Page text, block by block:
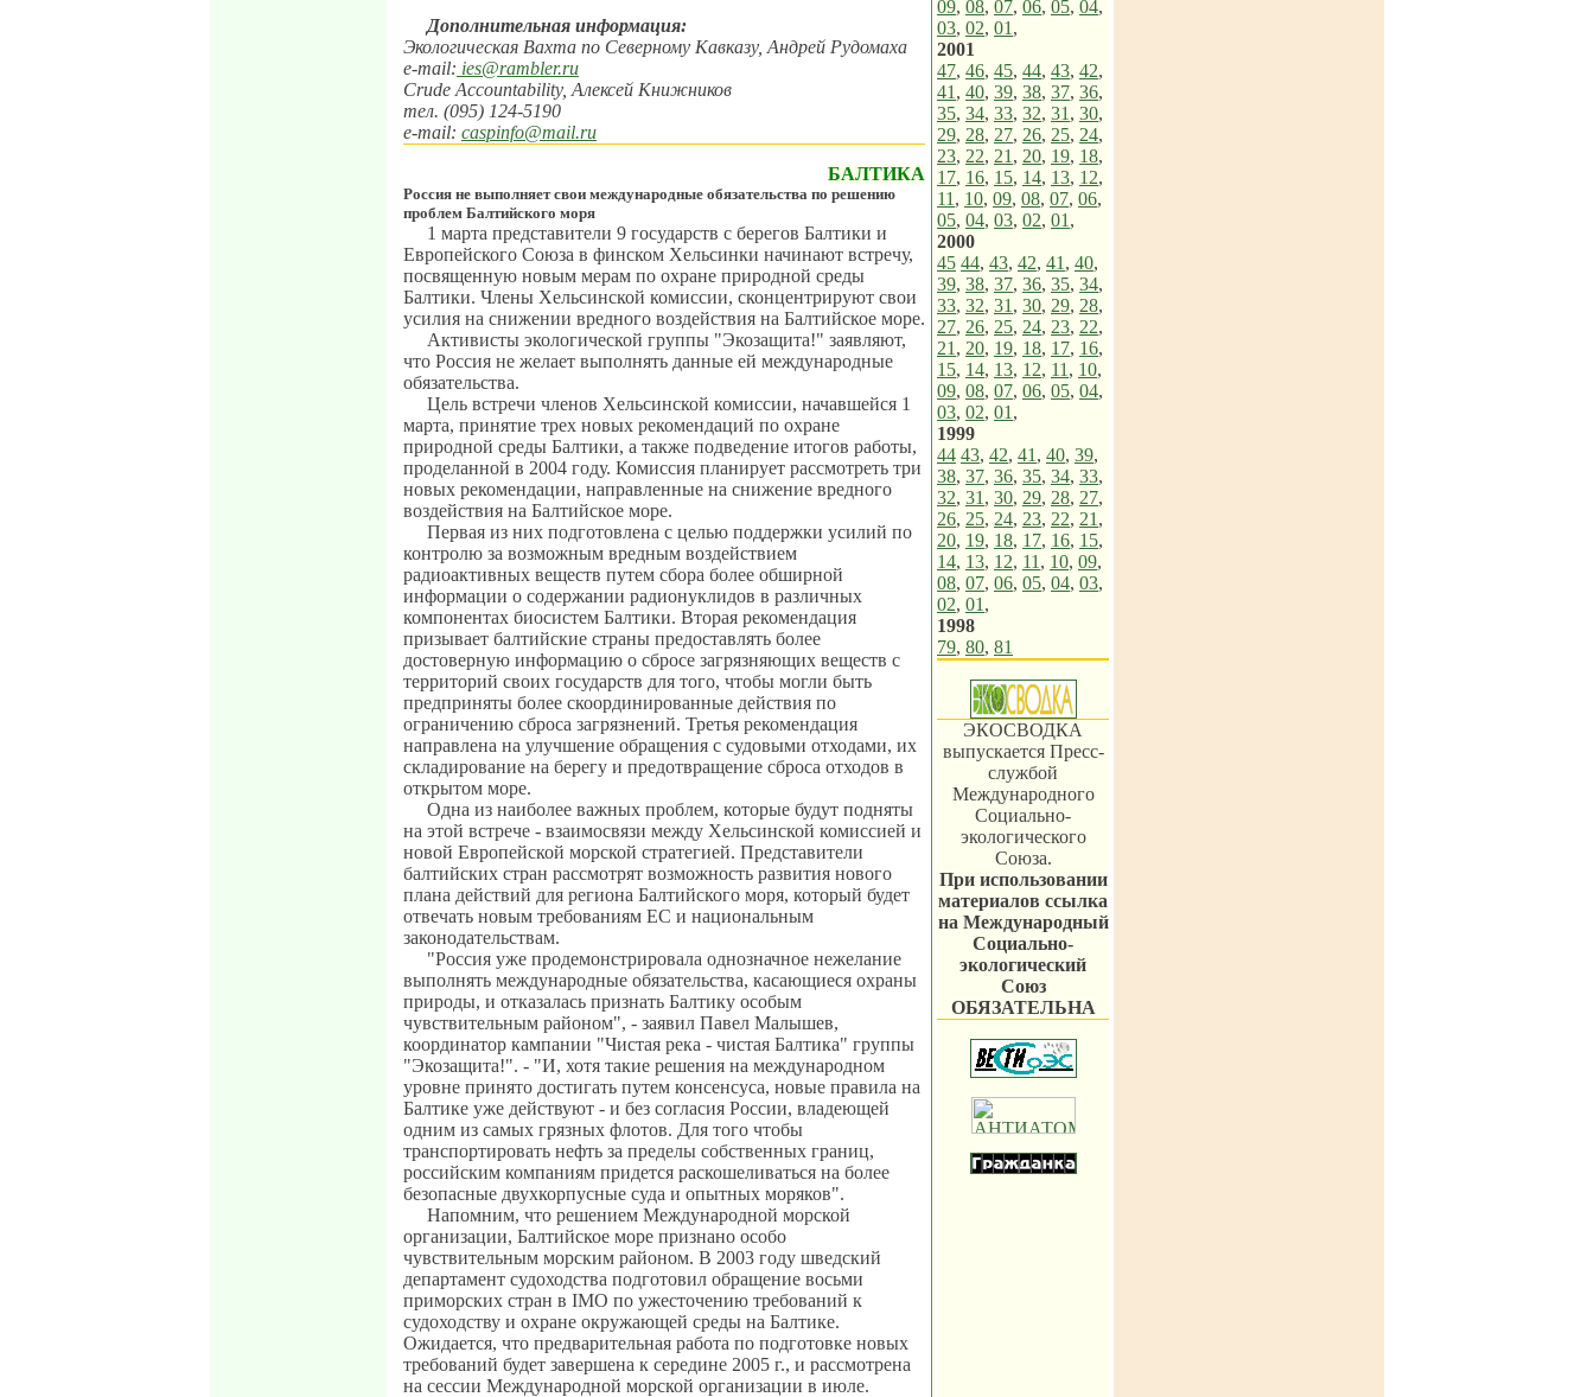
09, 08, 07, 06, 05, 04,
03, 02, 01 ,
2001
47, 46, 45, 44, 43, 42,
41 , 40, 39, 38, 37, 36,
35, 34, 33, 32, 31 , 30,
29, 28, 27, 26, 25, 24,
23, 22, 21 , 20, 19, 18,
17, 16, 15, 14, 13, 12,
11 , 10, 09, 08, 07, 06,
05, 04, 03, 02, 01 ,
2000
45 44, 43, 42, 41 , 40,
39, 38, 37, 36, 35, 34,
33, 32, 31 , 30, 29, 28,
27, 26, 25, 24, 23, 22,
21 , 20, 19, 18, 17, 16,
15, 14, 13, 12, 11 , 10,
09, 08, 07, 06, 05, 04,
03, 02, 01 ,
1999
44 43, 42, 41 , 40, 39,
38, 37, 36, 35, 34, 33,
32, 31 , 30, 29, 28, 27,
26, 25, 24, 23, 22, 21 ,
20, 19, 18, 17, 16, 15,
14, 13, 12, 11 , 10, 09,
08, 07, 06, 05, 04, 03,
02, 01 ,
1998
79, 80, 81
ЭКОСВОДКА
выпускается Пресс-
службой
Международного
Социально-
экологического
Союза.
При использовании
материалов ссылка
на Международный
Социально-
экологический
Союз
ОБЯЗАТЕЛЬНА
Дополнительная информация:
Экологическая Вахта по Северному Кавказу, Андрей Рудомаха
e-mail: ies@rambler.ru
Crude Accountability, Алексей Книжников
тел. (095) 124-5190
e-mail: caspinfo@mail.ru
БАЛТИКА
Россия не выполняет свои международные обязательства по решению
проблем Балтийского моря
1 марта представители 9 государств с берегов Балтики и
Европейского Союза в финском Хельсинки начинают встречу,
посвященную новым мерам по охране природной среды
Балтики. Члены Хельсинской комиссии, сконцентрируют свои
усилия на снижении вредного воздействия на Балтийское море.
Активисты экологической группы "Экозащита!" заявляют,
что Россия не желает выполнять данные ей международные
обязательства.
Цель встречи членов Хельсинской комиссии, начавшейся 1
марта, принятие трех новых рекомендаций по охране
природной среды Балтики, а также подведение итогов работы,
проделанной в 2004 году. Комиссия планирует рассмотреть три
новых рекомендации, направленные на снижение вредного
воздействия на Балтийское море.
Первая из них подготовлена с целью поддержки усилий по
контролю за возможным вредным воздействием
радиоактивных веществ путем сбора более обширной
информации о содержании радионуклидов в различных
компонентах биосистем Балтики. Вторая рекомендация
призывает балтийские страны предоставлять более
достоверную информацию о сбросе загрязняющих веществ с
территорий своих государств для того, чтобы могли быть
предприняты более скоординированные действия по
ограничению сброса загрязнений. Третья рекомендация
направлена на улучшение обращения с судовыми отходами, их
складирование на берегу и предотвращение сброса отходов в
открытом море.
Одна из наиболее важных проблем, которые будут подняты
на этой встрече - взаимосвязи между Хельсинской комиссией и
новой Европейской морской стратегией. Представители
балтийских стран рассмотрят возможность развития нового
плана действий для региона Балтийского моря, который будет
отвечать новым требованиям ЕС и национальным
законодательствам.
"Россия уже продемонстрировала однозначное нежелание
выполнять международные обязательства, касающиеся охраны
природы, и отказалась признать Балтику особым
чувствительным районом", - заявил Павел Малышев,
координатор кампании "Чистая река - чистая Балтика" группы
"Экозащита!". - "И, хотя такие решения на международном
уровне принято достигать путем консенсуса, новые правила на
Балтике уже действуют - и без согласия России, владеющей
одним из самых грязных флотов. Для того чтобы
транспортировать нефть за пределы собственных границ,
российским компаниям придется раскошеливаться на более
безопасные двухкорпусные суда и опытных моряков".
Напомним, что решением Международной морской
организации, Балтийское море признано особо
чувствительным морским районом. В 2003 году шведский
департамент судоходства подготовил обращение восьми
приморских стран в IMO по ужесточению требований к
судоходству и охране окружающей среды на Балтике.
Ожидается, что предварительная работа по подготовке новых
требований будет завершена к середине 2005 г., и рассмотрена
на сессии Международной морской организации в июле.